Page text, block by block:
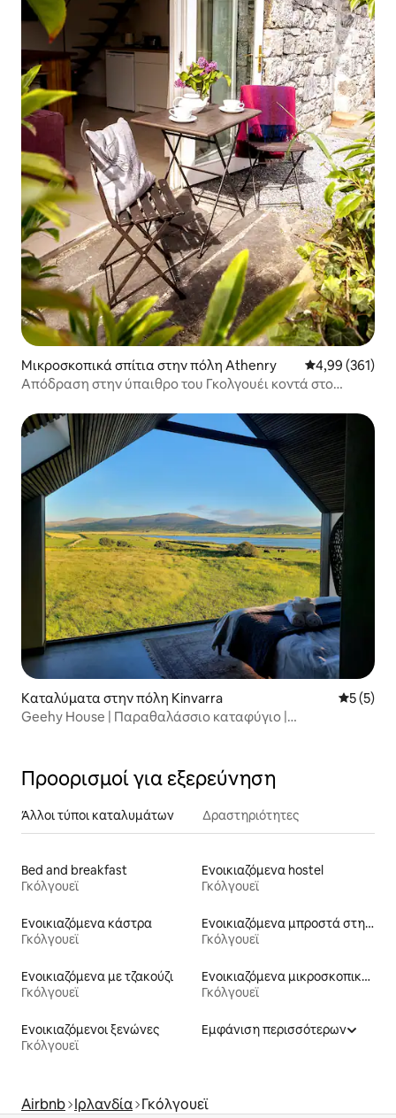
Μικροσκοπικά σπίτια στην πόλη Athenry Μέση
4,99 (361)
Απόδραση στην ύπαιθρο του Γκολγουέι κοντά στο
Καταλύματα στην πόλη Kinvarra Μέση
5 (5)
Geehy House | Παραθαλάσσιο καταφύγιο |
Προορισμοί για εξερεύνηση
Άλλοι τύποι καταλυμάτων Δραστηριότητες
Bed and breakfast
Γκόλγουεϊ
Ενοικιαζόμενα hostel
Γκόλγουεϊ
Ενοικιαζόμενα κάστρα
Γκόλγουεϊ
Ενοικιαζόμενα μπροστά στη θάλασσα
Γκόλγουεϊ
Ενοικιαζόμενα με τζακούζι
Γκόλγουεϊ
Ενοικιαζόμενα μικροσκοπικά σπίτια
Γκόλγουεϊ
Ενοικιαζόμενοι ξενώνες
Γκόλγουεϊ
Εμφάνιση περισσότερων
Airbnb Ιρλανδία Γκόλγουεϊ